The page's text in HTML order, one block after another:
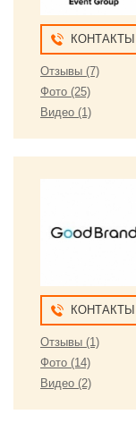
КОНТАКТЫ
Отзывы (7)
Фото (25)
Видео (1)
КОНТАКТЫ
Отзывы (1)
Фото (14)
Видео (2)